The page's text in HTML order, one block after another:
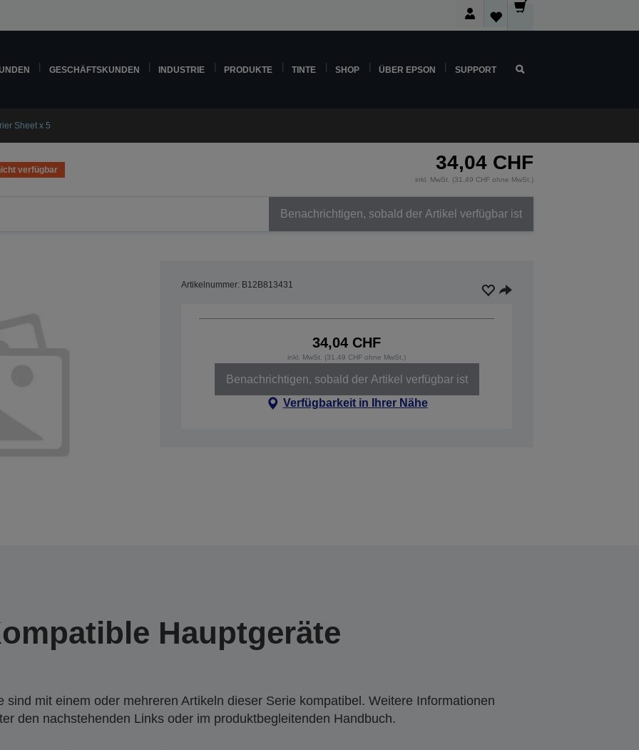
GESCHÄFTSKUNDEN INDUSTRIE PRODUKTE TINTE SHOP ÜBER EPSON SUPPORT
Sheet x 5
verfügbar 34,04 CHF
inkl. MwSt. (31,49 CHF ohne MwSt.)
Benachrichtigen, sobald der Artikel verfügbar ist
Artikelnummer: B12B813431
34,04 CHF
inkl. MwSt. (31,49 CHF ohne MwSt.)
Benachrichtigen, sobald der Artikel verfügbar ist
Verfügbarkeit in Ihrer Nähe
Hauptgeräte
sind mit einem oder mehreren Artikeln dieser Serie kompatibel. Weitere Informationen
den nachstehenden Links oder im produktbegleitenden Handbuch.